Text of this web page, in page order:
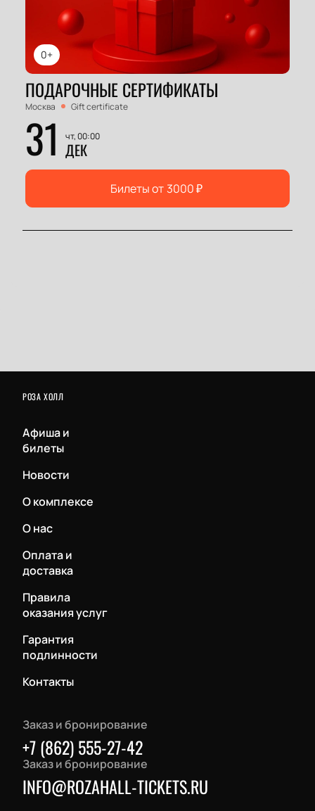
0+
ПОДАРОЧНЫЕ СЕРТИФИКАТЫ
Москва Gift certificate
31 чт, 00:00
ДЕК
Билеты от 3000₽
РОЗА ХОЛЛ
Афиша и
билеты
Новости
О комплексе
О нас
Оплата и
доставка
Правила
оказания услуг
Гарантия
подлинности
Контакты
Заказ и бронирование
+7 (862) 555-27-42
Заказ и бронирование
INFO@ROZAHALL-TICKETS.RU